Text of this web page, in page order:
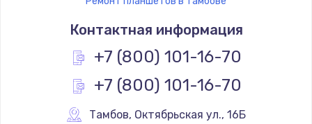
1795 руб.
Заказать
Ремонт разъема питания
1120 руб.
Контактная информация
+7 (800) 101-16-70
+7 (800) 101-16-70
Тамбов, Октябрьская ул., 16Б